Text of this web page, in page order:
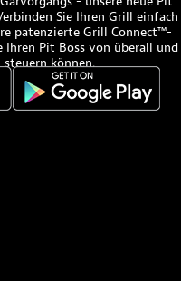
Sie Ihren Grill einfach
patenzierte Grill Connect™-
Ihren Pit Boss von überall und
können.